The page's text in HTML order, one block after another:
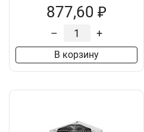
877,60 ₽
– +
В корзину